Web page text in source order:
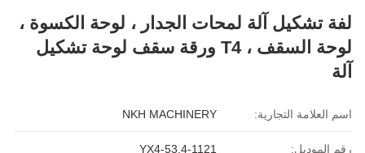
لفة تشكيل آلة لمحات الجدار ، لوحة الكسوة ،
لوحة السقف ، T4 ورقة سقف لوحة تشكيل
آلة
اسم العلامة التجارية: NKH MACHINERY
رقم الموديل: YX4-53.4-1121